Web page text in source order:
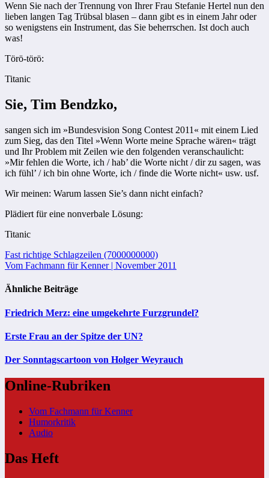
Wenn Sie nach der Trennung von Ihrer Frau Stefanie Hertel nun den
lieben langen Tag Trübsal blasen – dann gibt es in einem Jahr oder
so wenigstens ein Instrument, das Sie beherrschen. Ist doch auch
was!
Törö-törö:
Titanic
Sie, Tim Bendzko,
sangen sich im »Bundesvision Song Contest 2011« mit einem Lied
zum Sieg, das den Titel »Wenn Worte meine Sprache wären« trägt
und Ihr Problem mit Zeilen wie den folgenden veranschaulicht:
»Mir fehlen die Worte, ich / hab’ die Worte nicht / dir zu sagen, was
ich fühl’ / ich bin ohne Worte, ich / finde die Worte nicht« usw. usf.
Wir meinen: Warum lassen Sie’s dann nicht einfach?
Plädiert für eine nonverbale Lösung:
Titanic
Beitragsnavigation
Fast richtige Schlagzeilen (7000000000)
Vom Fachmann für Kenner | November 2011
Ähnliche Beiträge
Friedrich Merz: eine umgekehrte Furzgrundel?
Erste Frau an der Spitze der UN?
Der Sonntagscartoon von Holger Weyrauch
Online-Rubriken
Vom Fachmann für Kenner
Humorkritik
Audio
Das Heft